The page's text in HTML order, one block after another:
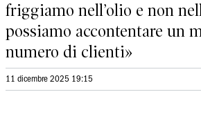
friggiamo nell’olio e non
possiamo accontentare un
numero di clienti»
11 dicembre 2025 19:15